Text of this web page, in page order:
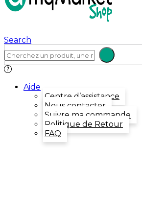
Search
Aide
Centre d’assistance
Nous contacter
Suivre ma commande
Politique de Retour
FAQ